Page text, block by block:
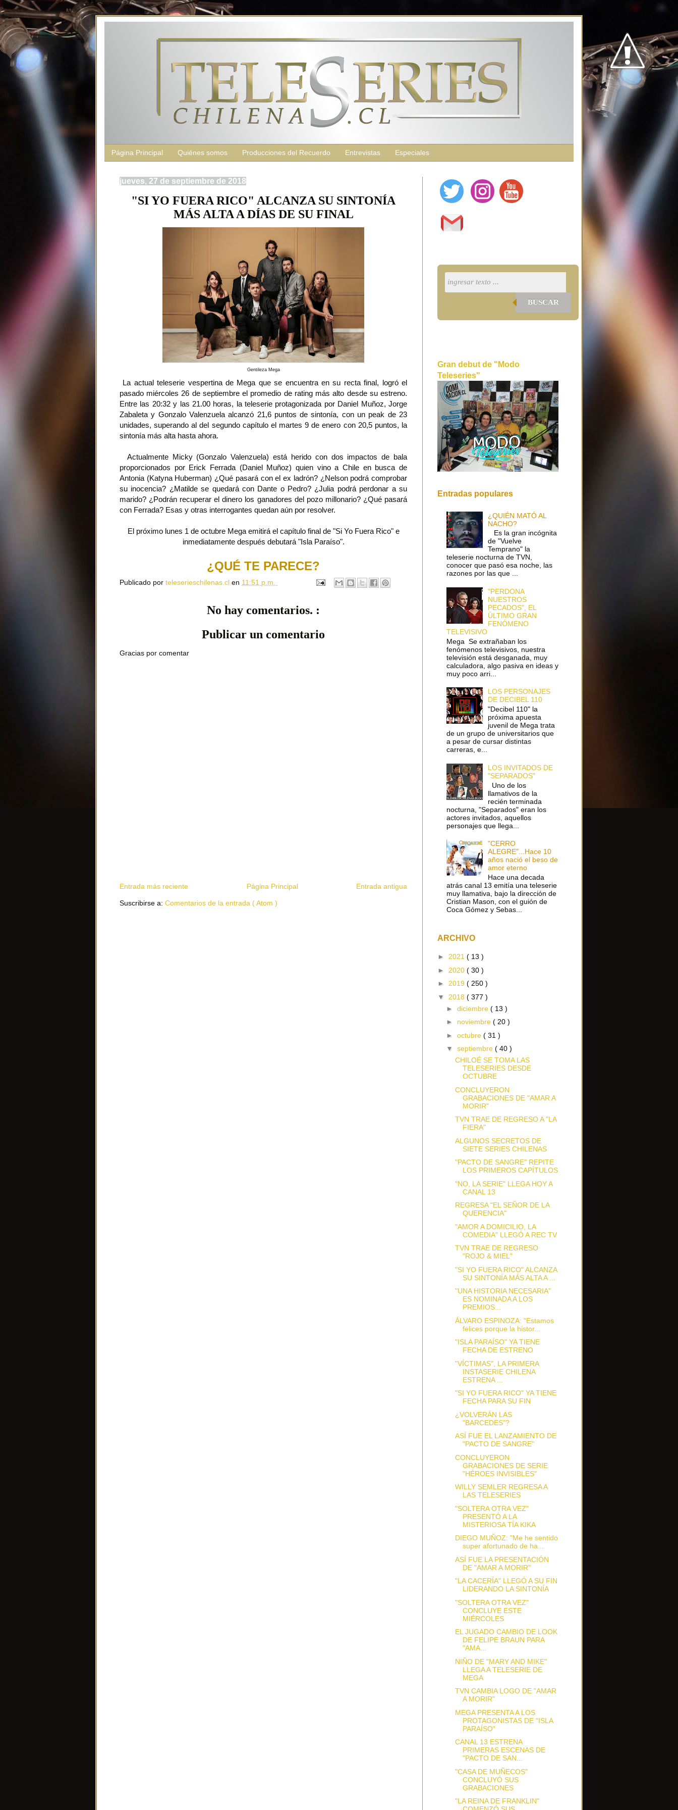
Página Principal Quiénes somos Producciones del Recuerdo Entrevistas Especiales
jueves, 27 de septiembre de 2018
"SI YO FUERA RICO" ALCANZA SU SINTONÍA
MÁS ALTA A DÍAS DE SU FINAL
Gentileza Mega
La actual teleserie vespertina de Mega que se encuentra en su recta final, logró el
pasado miércoles 26 de septiembre el promedio de rating más alto desde su estreno.
Entre las 20:32 y las 21.00 horas, la teleserie protagonizada por Daniel Muñoz, Jorge
Zabaleta y Gonzalo Valenzuela alcanzó 21,6 puntos de sintonía, con un peak de 23
unidades, superando al del segundo capítulo el martes 9 de enero con 20,5 puntos, la
sintonía más alta hasta ahora.
Actualmente Micky (Gonzalo Valenzuela) está herido con dos impactos de bala
proporcionados por Erick Ferrada (Daniel Muñoz) quien vino a Chile en busca de
Antonia (Katyna Huberman) ¿Qué pasará con el ex ladrón? ¿Nelson podrá comprobar
su inocencia? ¿Matilde se quedará con Dante o Pedro? ¿Julia podrá perdonar a su
marido? ¿Podrán recuperar el dinero los ganadores del pozo millonario? ¿Qué pasará
con Ferrada? Esas y otras interrogantes quedan aún por resolver.
El próximo lunes 1 de octubre Mega emitirá el capítulo final de "Si Yo Fuera Rico" e
inmediatamente después debutará "Isla Paraíso".
¿QUÉ TE PARECE?
Publicado por teleserieschilenas.cl en 11:51 p.m.
No hay comentarios. :
Publicar un comentario
Gracias por comentar
Entrada más reciente Entrada antigua
Página Principal
Suscribirse a: Comentarios de la entrada ( Atom )
BUSCAR
Gran debut de "Modo
Teleseries"
Entradas populares
¿QUIÉN MATÓ AL
NACHO?
Es la gran incógnita
de "Vuelve
Temprano" la
teleserie nocturna de TVN,
conocer que pasó esa noche, las
razones por las que ...
"PERDONA
NUESTROS
PECADOS", EL
ÚLTIMO GRAN
FENÓMENO
TELEVISIVO
Mega Se extrañaban los
fenómenos televisivos, nuestra
televisión está desganada, muy
calculadora, algo pasiva en ideas y
muy poco arri...
LOS PERSONAJES
DE DECIBEL 110
"Decibel 110" la
próxima apuesta
juvenil de Mega trata
de un grupo de universitarios que
a pesar de cursar distintas
carreras, e...
LOS INVITADOS DE
"SEPARADOS"
Uno de los
llamativos de la
recién terminada
nocturna, "Separados" eran los
actores invitados, aquellos
personajes que llega...
"CERRO
ALEGRE"...Hace 10
años nació el beso de
amor eterno
Hace una decada
atrás canal 13 emitía una teleserie
muy llamativa, bajo la dirección de
Cristian Mason, con el guión de
Coca Gómez y Sebas...
ARCHIVO
► 2021 ( 13 )
► 2020 ( 30 )
► 2019 ( 250 )
▼ 2018 ( 377 )
► diciembre ( 13 )
► noviembre ( 20 )
► octubre ( 31 )
▼ septiembre ( 40 )
CHILOÉ SE TOMA LAS
TELESERIES DESDE
OCTUBRE
CONCLUYERON
GRABACIONES DE "AMAR A
MORIR"
TVN TRAE DE REGRESO A "LA
FIERA"
ALGUNOS SECRETOS DE
SIETE SERIES CHILENAS
"PACTO DE SANGRE" REPITE
LOS PRIMEROS CAPÍTULOS
"NO, LA SERIE" LLEGA HOY A
CANAL 13
REGRESA "EL SEÑOR DE LA
QUERENCIA"
"AMOR A DOMICILIO, LA
COMEDIA" LLEGÓ A REC TV
TVN TRAE DE REGRESO
"ROJO & MIEL"
"SI YO FUERA RICO" ALCANZA
SU SINTONÍA MÁS ALTA A ...
"UNA HISTORIA NECESARIA"
ES NOMINADA A LOS
PREMIOS...
ÁLVARO ESPINOZA: "Estamos
felices porque la histor...
"ISLA PARAÍSO" YA TIENE
FECHA DE ESTRENO
"VÍCTIMAS", LA PRIMERA
INSTASERIE CHILENA
ESTRENA ...
"SI YO FUERA RICO" YA TIENE
FECHA PARA SU FIN
¿VOLVERÁN LAS
"BARCEDES"?
ASÍ FUE EL LANZAMIENTO DE
"PACTO DE SANGRE"
CONCLUYERON
GRABACIONES DE SERIE
"HÉROES INVISIBLES"
WILLY SEMLER REGRESA A
LAS TELESERIES
"SOLTERA OTRA VEZ"
PRESENTÓ A LA
MISTERIOSA TÍA KIKA
DIEGO MUÑOZ: "Me he sentido
super afortunado de ha...
ASÍ FUE LA PRESENTACIÓN
DE "AMAR A MORIR"
"LA CACERÍA" LLEGÓ A SU FIN
LIDERANDO LA SINTONÍA
"SOLTERA OTRA VEZ"
CONCLUYE ESTE
MIÉRCOLES
EL JUGADO CAMBIO DE LOOK
DE FELIPE BRAUN PARA
"AMA...
NIÑO DE "MARY AND MIKE"
LLEGA A TELESERIE DE
MEGA
TVN CAMBIA LOGO DE "AMAR
A MORIR"
MEGA PRESENTA A LOS
PROTAGONISTAS DE "ISLA
PARAÍSO"
CANAL 13 ESTRENA
PRIMERAS ESCENAS DE
"PACTO DE SAN...
"CASA DE MUÑECOS"
CONCLUYÓ SUS
GRABACIONES
"LA REINA DE FRANKLIN"